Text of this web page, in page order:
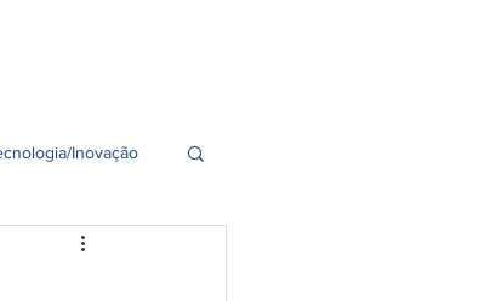
Inovação